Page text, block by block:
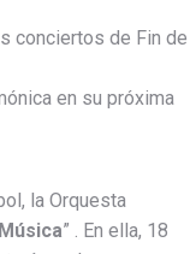
conciertos de Fin de
en su próxima
la Orquesta
” . En ella, 18